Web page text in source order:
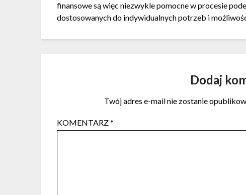
finansowe są więc niezwykle pomocne w procesie
dostosowanych do indywidualnych potrzeb i
Dodaj
Twój adres e-mail nie zostanie
KOMENTARZ*